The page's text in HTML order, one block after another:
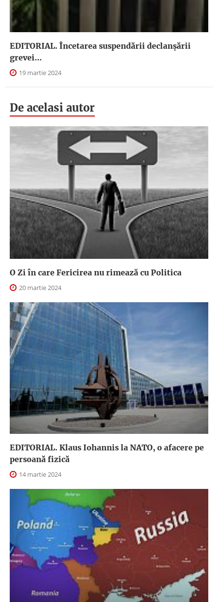
EDITORIAL. Încetarea suspendării declanşării
grevei...
19 martie 2024
De acelasi autor
O Zi în care Fericirea nu rimează cu Politica
20 martie 2024
EDITORIAL. Klaus Iohannis la NATO, o afacere pe
persoană fizică
14 martie 2024